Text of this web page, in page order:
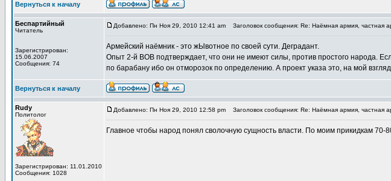
Вернуться к началу
Беспартийный
Читатель
Зарегистрирован:
15.06.2007
Сообщения: 74
Добавлено: Пн Ноя 29, 2010 12:41 am Заголовок сообщения: Re: Наёмная армия, частная
Армейский наёмник - это жЫвотное по своей сути. Деградант.
Опыт 2-й ВОВ подтверждает, что они не имеют силы, против простого народа.
по барабану ибо он отморозок по определению. А проект указа это, на мой
Вернуться к началу
Rudy
Политолог
Зарегистрирован: 11.01.2010
Сообщения: 1028
Добавлено: Пн Ноя 29, 2010 12:58 pm Заголовок сообщения: Re: Наёмная армия, частная
Главное чтобы народ понял сволочную сущность власти. По моим прикидкам 70-